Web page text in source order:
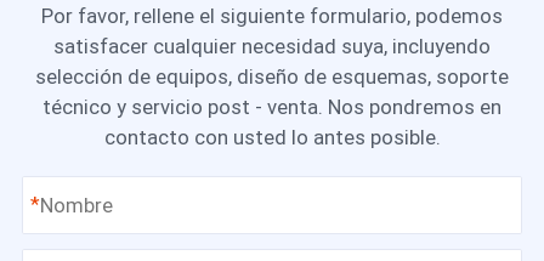
Por favor, rellene el siguiente formulario, podemos
satisfacer cualquier necesidad suya, incluyendo
selección de equipos, diseño de esquemas, soporte
técnico y servicio post - venta. Nos pondremos en
contacto con usted lo antes posible.
*